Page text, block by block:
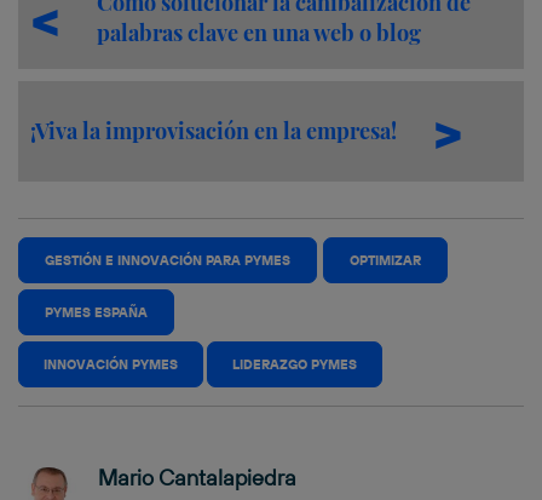
palabras clave en una web o blog
¡Viva la improvisación en la empresa!
GESTIÓN E INNOVACIÓN PARA PYMES OPTIMIZAR
PYMES ESPAÑA
INNOVACIÓN PYMES LIDERAZGO PYMES
Mario Cantalapiedra